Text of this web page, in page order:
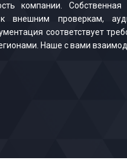
компании. Собственная
внешним проверкам,
соответствует
Наше с вами